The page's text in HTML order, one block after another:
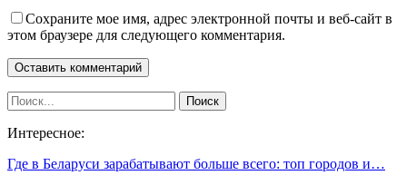
Сохраните мое имя, адрес электронной почты и веб-сайт в
этом браузере для следующего комментария.
Интересное:
Где в Беларуси зарабатывают больше всего: топ городов и…